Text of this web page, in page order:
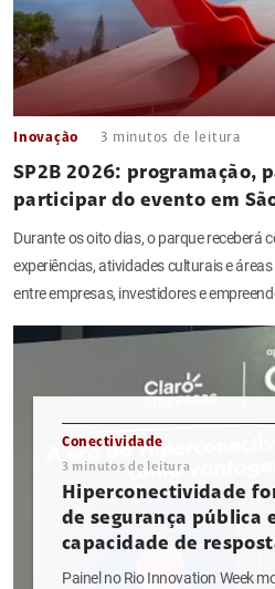
Inovação 3 minutos de leitura
SP2B 2026: programação,
participar do evento em
Durante os oito dias, o parque receberá
experiências, atividades culturais e
entre empresas, investidores e
Conectividade
3 minutos de leitura
Hiperconectividade
de segurança pública
capacidade de
Painel no Rio Innovation Week